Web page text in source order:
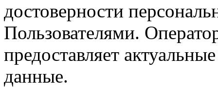
достоверности
Пользователями.
предоставляет
данные.